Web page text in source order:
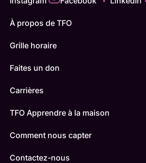
À propos de TFO
Grille horaire
Faites un don
Carrières
TFO Apprendre à la maison
Comment nous capter
Contactez-nous